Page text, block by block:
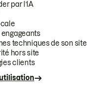
par l’IA
techniques de son site
hors site
clients